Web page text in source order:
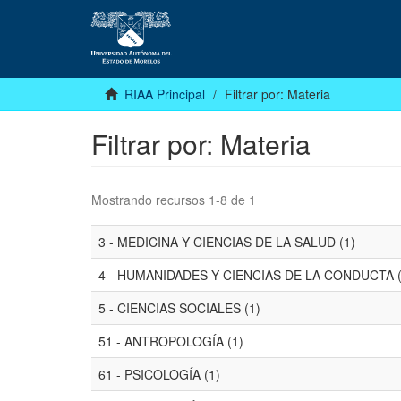
RIAA Principal Filtrar por: Materia
Filtrar por: Materia
Mostrando recursos 1-8 de 1
3 - MEDICINA Y CIENCIAS DE LA SALUD (1)
4 - HUMANIDADES Y CIENCIAS DE LA CONDUCTA
5 - CIENCIAS SOCIALES (1)
51 - ANTROPOLOGÍA (1)
61 - PSICOLOGÍA (1)